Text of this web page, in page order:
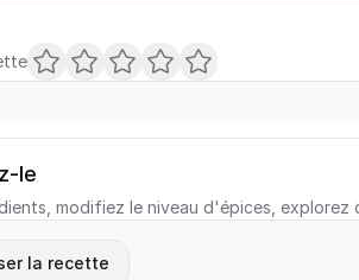
le
modifiez le niveau d'épices,
la recette